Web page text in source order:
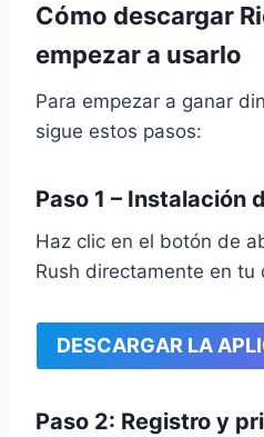
Cómo descargar
empezar a usarlo
Para empezar a ganar
sigue estos pasos:
Paso 1 – Instalación
Haz clic en el botón de
Rush directamente en tu
DESCARGAR LA
Paso 2: Registro y